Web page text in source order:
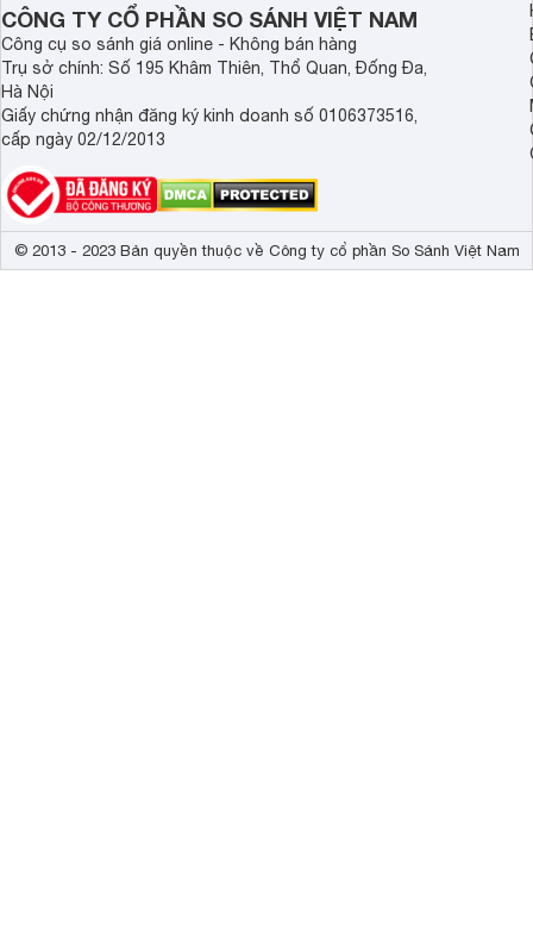
CÔNG TY CỔ PHẦN SO SÁNH VIỆT NAM
Công cụ so sánh giá online - Không bán hàng
Trụ sở chính: Số 195 Khâm Thiên, Thổ Quan, Đống Đa,
Hà Nội
Giấy chứng nhận đăng ký kinh doanh số 0106373516,
cấp ngày 02/12/2013
© 2013 - 2023 Bản quyền thuộc về Công ty cổ phần So Sánh Việt Nam